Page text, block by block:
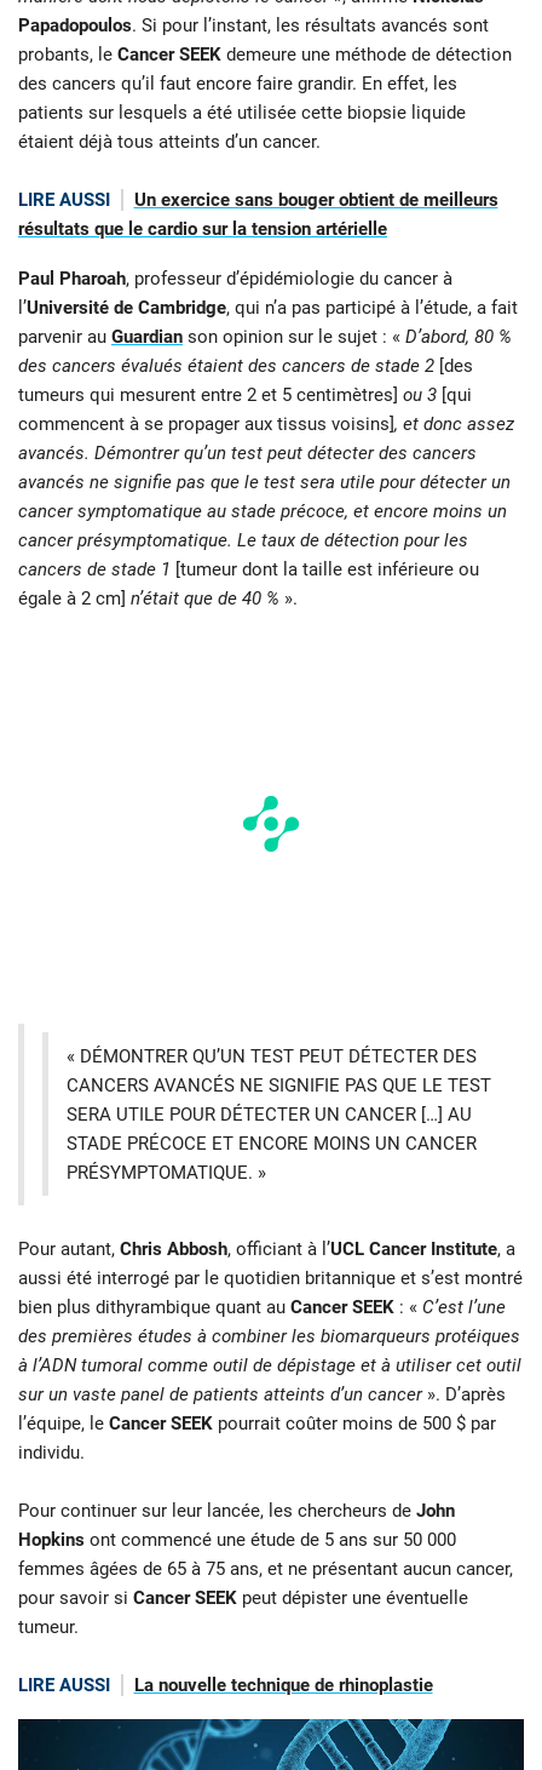
Papadopoulos. Si pour l’instant, les résultats avancés sont
probants, le Cancer SEEK demeure une méthode de détection
des cancers qu’il faut encore faire grandir. En effet, les
patients sur lesquels a été utilisée cette biopsie liquide
étaient déjà tous atteints d’un cancer.
LIRE AUSSI
Un exercice sans bouger obtient de meilleurs
résultats que le cardio sur la tension artérielle
Paul Pharoah, professeur d’épidémiologie du cancer à
l’Université de Cambridge, qui n’a pas participé à l’étude, a fait
parvenir au Guardian son opinion sur le sujet : « D’abord, 80 %
des cancers évalués étaient des cancers de stade 2 [des
tumeurs qui mesurent entre 2 et 5 centimètres] ou 3 [qui
commencent à se propager aux tissus voisins], et donc assez
avancés. Démontrer qu’un test peut détecter des cancers
avancés ne signifie pas que le test sera utile pour détecter un
cancer symptomatique au stade précoce, et encore moins un
cancer présymptomatique. Le taux de détection pour les
cancers de stade 1 [tumeur dont la taille est inférieure ou
égale à 2 cm] n’était que de 40 % ».
« DÉMONTRER QU’UN TEST PEUT DÉTECTER DES
CANCERS AVANCÉS NE SIGNIFIE PAS QUE LE TEST
SERA UTILE POUR DÉTECTER UN CANCER […] AU
STADE PRÉCOCE ET ENCORE MOINS UN CANCER
PRÉSYMPTOMATIQUE. »
Pour autant, Chris Abbosh, officiant à l’UCL Cancer Institute, a
aussi été interrogé par le quotidien britannique et s’est montré
bien plus dithyrambique quant au Cancer SEEK : « C’est l’une
des premières études à combiner les biomarqueurs protéiques
à l’ADN tumoral comme outil de dépistage et à utiliser cet outil
sur un vaste panel de patients atteints d’un cancer». D’après
l’équipe, le Cancer SEEK pourrait coûter moins de 500 $ par
individu.
Pour continuer sur leur lancée, les chercheurs de John
Hopkins ont commencé une étude de 5 ans sur 50 000
femmes âgées de 65 à 75 ans, et ne présentant aucun cancer,
pour savoir si Cancer SEEK peut dépister une éventuelle
tumeur.
LIRE AUSSI La nouvelle technique de rhinoplastie